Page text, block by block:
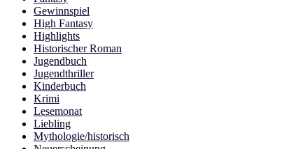
Gewinnspiel
High Fantasy
Highlights
Historischer Roman
Jugendbuch
Jugendthriller
Kinderbuch
Krimi
Lesemonat
Liebling
Mythologie/historisch